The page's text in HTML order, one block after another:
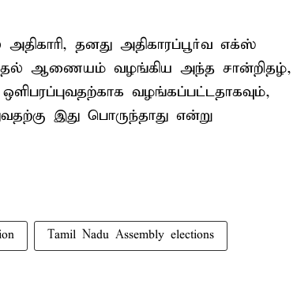
தனது அதிகாரப்பூர்வ எக்ஸ்
ஆணையம் வழங்கிய அந்த சான்றிதழ்,
வழங்கப்பட்டதாகவும்,
இது பொருந்தாது என்று
Tamil Nadu Assembly elections